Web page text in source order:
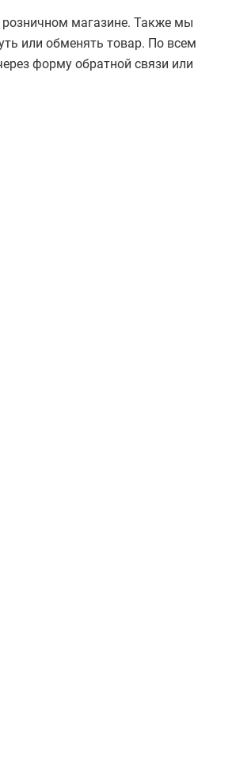
розничном магазине. Также мы
или обменять товар. По всем
форму обратной связи или